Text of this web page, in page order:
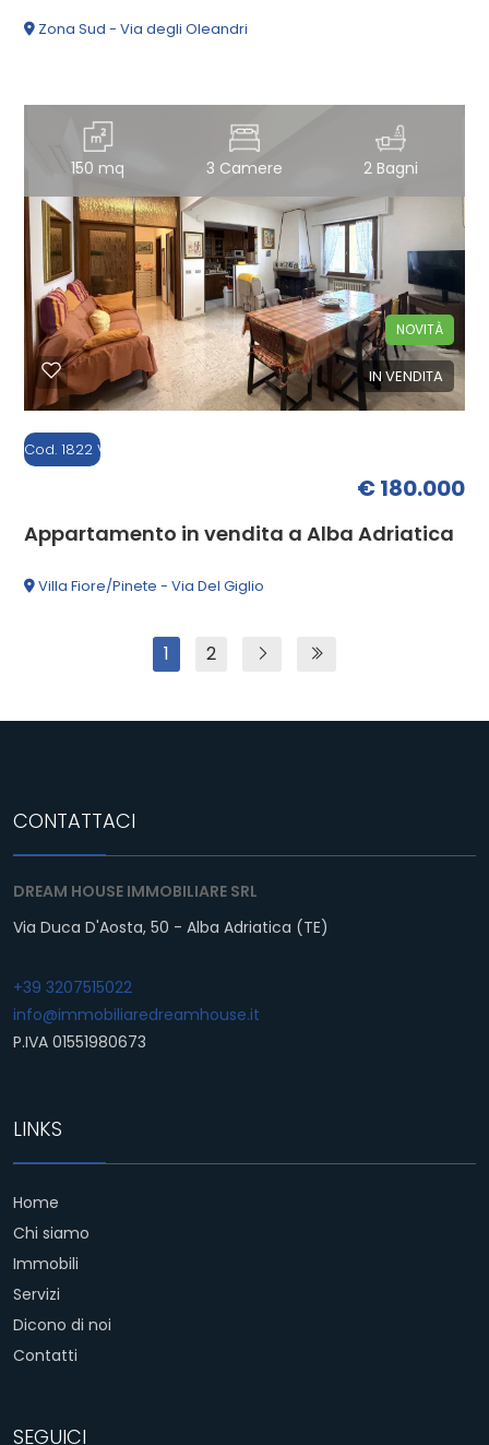
Zona Sud - Via degli Oleandri
150 mq 3 Camere 2 Bagni
IN VENDITA
NOVITÀ
Cod. 1822 V
€ 180.000
Appartamento in vendita a Alba Adriatica
Villa Fiore/Pinete - Via Del Giglio
1 2
CONTATTACI
DREAM HOUSE IMMOBILIARE SRL
Via Duca D'Aosta, 50 - Alba Adriatica (TE)
+39 3207515022
info@immobiliaredreamhouse.it
P.IVA 01551980673
LINKS
Home
Chi siamo
Immobili
Servizi
Dicono di noi
Contatti
SEGUICI